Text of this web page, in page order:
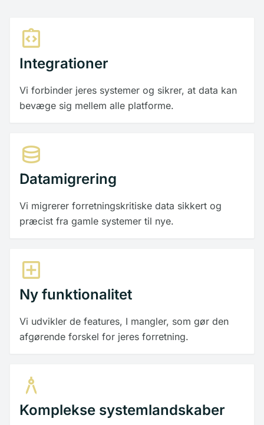
integration_instructions
Integrationer
Vi forbinder jeres systemer og sikrer, at data kan
bevæge sig mellem alle platforme.
database
Datamigrering
Vi migrerer forretningskritiske data sikkert og
præcist fra gamle systemer til nye.
add_box
Ny funktionalitet
Vi udvikler de features, I mangler, som gør den
afgørende forskel for jeres forretning.
architecture
Komplekse systemlandskaber